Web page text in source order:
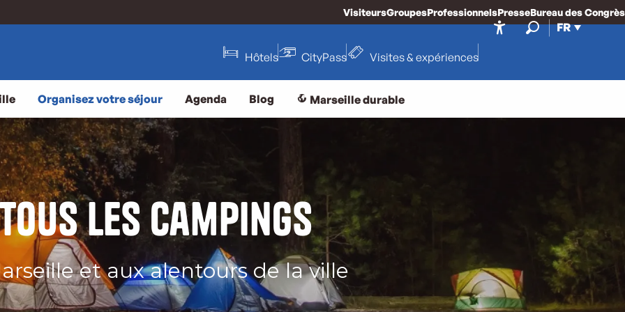
FR
VisiteursGroupesProfessionnelsPresseBureau des Congrès
Hôtels CityPass Visites & expériences
Organisez votre séjour Agenda Blog Marseille durable
Tous les campings
et aux alentours de la ville